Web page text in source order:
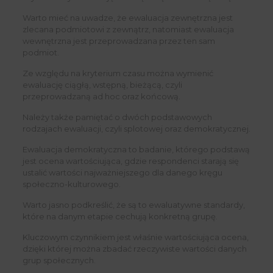
Warto mieć na uwadze, że ewaluacja zewnętrzna jest
zlecana podmiotowi z zewnątrz, natomiast ewaluacja
wewnętrzna jest przeprowadzana przez ten sam
podmiot.
Ze względu na kryterium czasu można wymienić
ewaluację ciągłą, wstępną, bieżącą, czyli
przeprowadzaną ad hoc oraz końcową.
Należy także pamiętać o dwóch podstawowych
rodzajach ewaluacji, czyli splotowej oraz demokratycznej.
Ewaluacja demokratyczna to badanie, którego podstawą
jest ocena wartościująca, gdzie respondenci starają się
ustalić wartości najważniejszego dla danego kręgu
społeczno-kulturowego.
Warto jasno podkreślić, że są to ewaluatywne standardy,
które na danym etapie cechują konkretną grupę.
Kluczowym czynnikiem jest właśnie wartościująca ocena,
dzięki której można zbadać rzeczywiste wartości danych
grup społecznych.